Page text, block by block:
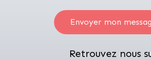
Envoyer mon
Retrouvez nous